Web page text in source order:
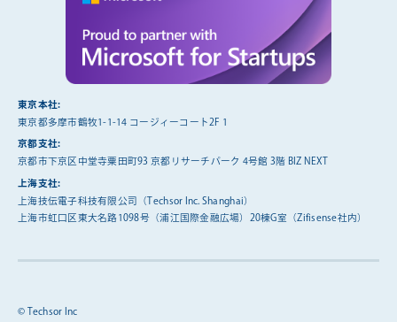
東京本社:
東京都多摩市鶴牧1-1-14 コージィーコート2F 1
京都支社:
京都市下京区中堂寺粟田町93 京都リサーチパーク 4号館 3階 BIZ NEXT
上海支社:
上海技伝電子科技有限公司（Techsor Inc. Shanghai）
上海市虹口区東大名路1098号（浦江国際金融広場）20棟G室（Zifisense社内）
© Techsor Inc